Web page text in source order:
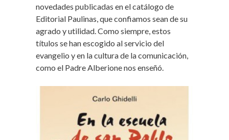
novedades publicadas en el catálogo de
Editorial Paulinas, que confiamos sean de su
agrado y utilidad. Como siempre, estos
títulos se han escogido al servicio del
evangelio y en la cultura de la comunicación,
como el Padre Alberione nos enseñó.